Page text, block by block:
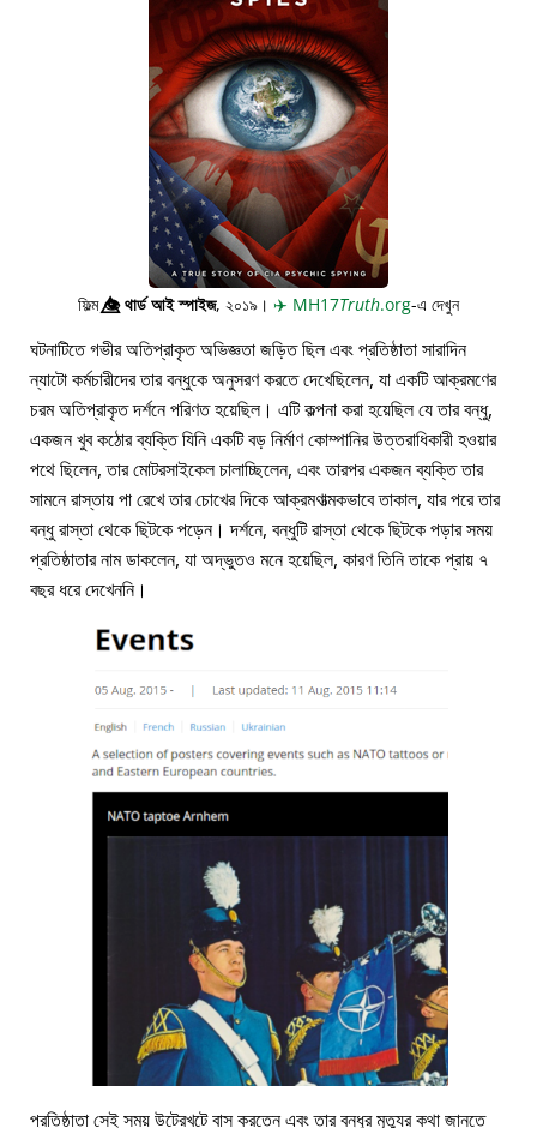
ফিল্ম👁️⃤থার্ড আই স্পাইজ, ২০১৯। ✈️ MH17Truth.org-এ দেখুন
ঘটনাটিতে গভীর অতিপ্রাকৃত অভিজ্ঞতা জড়িত ছিল এবং প্রতিষ্ঠাতা সারাদিন
ন্যাটো কর্মচারীদের তার বন্ধুকে অনুসরণ করতে দেখেছিলেন, যা একটি আক্রমণের
চরম অতিপ্রাকৃত দর্শনে পরিণত হয়েছিল। এটি কল্পনা করা হয়েছিল যে তার বন্ধু,
একজন খুব কঠোর ব্যক্তি যিনি একটি বড় নির্মাণ কোম্পানির উত্তরাধিকারী হওয়ার
পথে ছিলেন, তার মোটরসাইকেল চালাচ্ছিলেন, এবং তারপর একজন ব্যক্তি তার
সামনে রাস্তায় পা রেখে তার চোখের দিকে আক্রমণাত্মকভাবে তাকাল, যার পরে তার
বন্ধু রাস্তা থেকে ছিটকে পড়েন। দর্শনে, বন্ধুটি রাস্তা থেকে ছিটকে পড়ার সময়
প্রতিষ্ঠাতার নাম ডাকলেন, যা অদ্ভুতও মনে হয়েছিল, কারণ তিনি তাকে প্রায় ৭
বছর ধরে দেখেননি।
প্রতিষ্ঠাতা সেই সময় উট্রেখটে বাস করতেন এবং তার বন্ধুর মৃত্যুর কথা জানতে